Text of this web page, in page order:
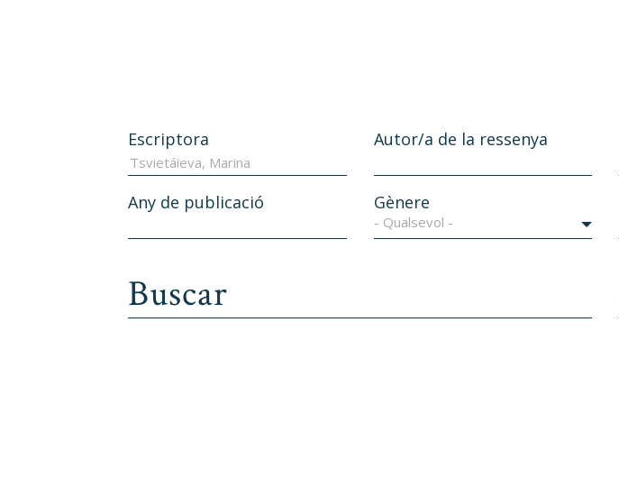
Escriptora Autor/a de la ressenya
Any de publicació Gènere
- Qualsevol -